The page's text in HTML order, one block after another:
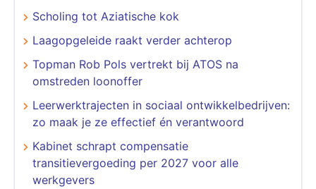
Scholing tot Aziatische kok
Laagopgeleide raakt verder achterop
Topman Rob Pols vertrekt bij ATOS na
omstreden loonoffer
Leerwerktrajecten in sociaal ontwikkelbedrijven:
zo maak je ze effectief én verantwoord
Kabinet schrapt compensatie
transitievergoeding per 2027 voor alle
werkgevers